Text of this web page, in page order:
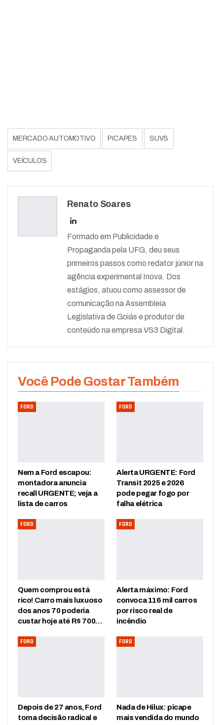
MERCADO AUTOMOTIVO PICAPES SUVS
VEÍCULOS
Renato Soares
Formado em Publicidade e
Propaganda pela UFG, deu seus
primeiros passos como redator júnior na
agência experimental Inova. Dos
estágios, atuou como assessor de
comunicação na Assembleia
Legislativa de Goiás e produtor de
conteúdo na empresa VS3 Digital.
Você Pode Gostar Também
FORD
Nem a Ford escapou:
montadora anuncia
recall URGENTE; veja a
lista de carros
FORD
Alerta URGENTE: Ford
Transit 2025 e 2026
pode pegar fogo por
falha elétrica
FORD
Quem comprou está
rico! Carro mais luxuoso
dos anos 70 poderia
custar hoje até R$ 700…
FORD
Alerta máximo: Ford
convoca 116 mil carros
por risco real de
incêndio
FORD
Depois de 27 anos, Ford
toma decisão radical e
FORD
Nada de Hilux: picape
mais vendida do mundo